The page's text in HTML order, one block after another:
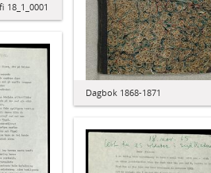
Dagbok 1868-1871